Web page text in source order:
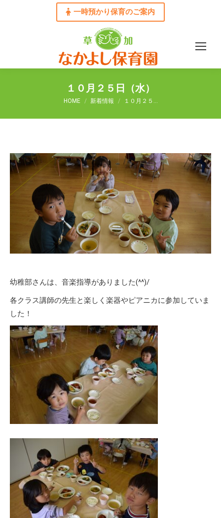
一時預かり保育のご案内
１０月２５日（水）
You are here:
HOME 新着情報 １０月２５…
幼稚部さんは、音楽指導がありました(^^)/
各クラス講師の先生と楽しく楽器やピアニカに参加していま
した！